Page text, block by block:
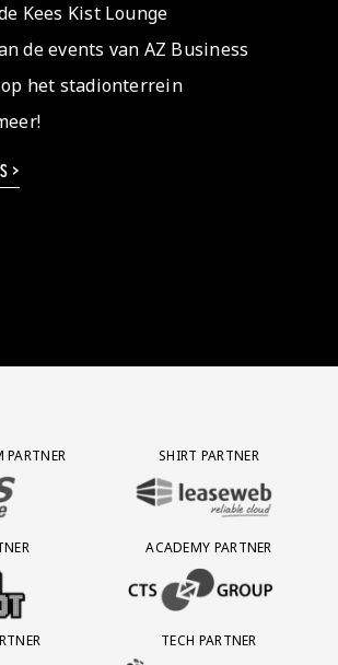
Kees Kist Lounge
de events van AZ Business
het stadionterrein
>
MAIN & STADIUM PARTNER AFAS SOFTWARE
SHIRT PARTNER
BEZOEK ONZE SHIRT PARTNER
PARTNER EUROJACKPOT
ACADEMY PARTNER
BEZOEK ONZE ACADEMY
TRAINING PARTNER LEBARA
TECH PARTNER
BEZOEK ONZE TECH PARTNER